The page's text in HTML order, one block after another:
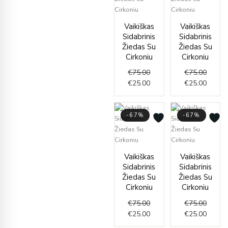
Vaikiškas
Sidabrinis
Žiedas Su
Cirkoniu
€75.00
price
was:
€75.00.
€25.00
price
is:
€25.00.
Vaikiškas
Sidabrinis
Žiedas Su
Cirkoniu
€75.00
price
was:
€25.00
price
is:
-67%
Vaikiškas
Sidabrinis
Žiedas Su
Cirkoniu
€75.00
price
was:
€75.00.
€25.00
price
is:
€25.00.
-67%
Vaikiškas
Sidabrinis
Žiedas Su
Cirkoniu
€75.00
price
was:
€25.00
price
is: